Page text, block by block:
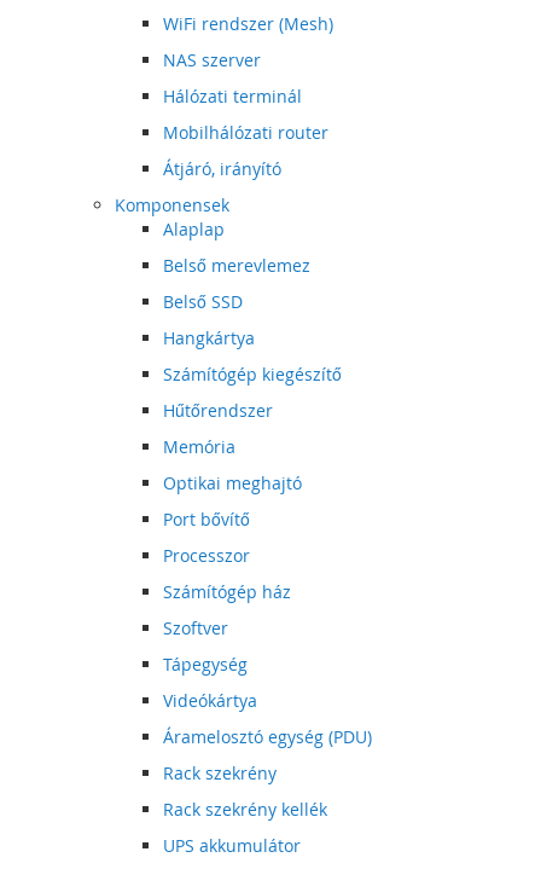
WiFi rendszer (Mesh)
NAS szerver
Hálózati terminál
Mobilhálózati router
Átjáró, irányító
Komponensek
Alaplap
Belső merevlemez
Belső SSD
Hangkártya
Számítógép kiegészítő
Hűtőrendszer
Memória
Optikai meghajtó
Port bővítő
Processzor
Számítógép ház
Szoftver
Tápegység
Videókártya
Áramelosztó egység (PDU)
Rack szekrény
Rack szekrény kellék
UPS akkumulátor